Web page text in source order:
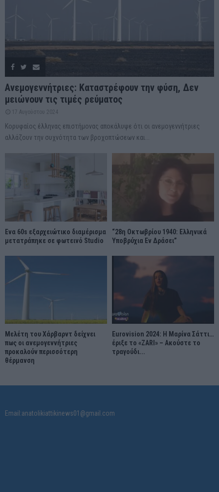
Ανεμογεννήτριες: Καταστρέφουν την φύση, Δεν
μειώνουν τις τιμές ρεύματος
17 Αυγούστου 2024
Κορυφαίος έλληνας επιστήμονας αποκάλυψε ότι οι ανεμογεννήτριες
αλλάζουν την συχνότητα των βροχοπτώσεων και...
Ένα 60s εξαρχειώτικο διαμέρισμα
μετατράπηκε σε φωτεινό Studio
“28η Οκτωβρίου 1940: Ελληνικά
Υποβρύχια Εν Δράσει”
Μελέτη του Χάρβαρντ δείχνει
πως οι ανεμογεννήτριες
προκαλούν περισσότερη
θέρμανση
Eurovision 2024: Η Μαρίνα Σάττι…
έριξε το «ZARI» – Ακούστε το
τραγούδι...
Email:anatolikiattikinews01@gmail.com